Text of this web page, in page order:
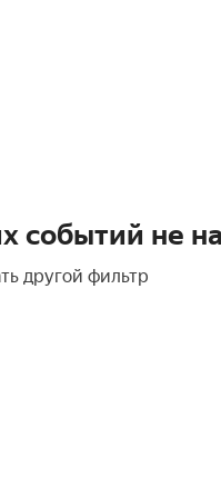
событий не
другой фильтр